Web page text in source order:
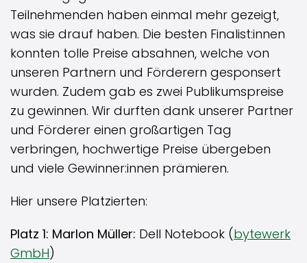
Teilnehmenden haben einmal mehr gezeigt,
was sie drauf haben. Die besten Finalist:innen
konnten tolle Preise absahnen, welche von
unseren Partnern und Förderern gesponsert
wurden. Zudem gab es zwei Publikumspreise
zu gewinnen. Wir durften dank unserer Partner
und Förderer einen großartigen Tag
verbringen, hochwertige Preise übergeben
und viele Gewinner:innen prämieren.
Hier unsere Platzierten:
Platz 1: Marlon Müller: Dell Notebook (bytewerk
GmbH)